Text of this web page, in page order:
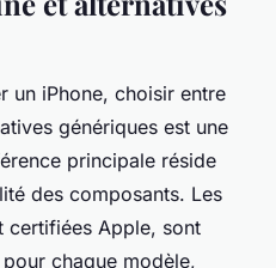
un iPhone, choisir entre
génériques est une
principale réside
des composants. Les
certifiées Apple, sont
chaque modèle,